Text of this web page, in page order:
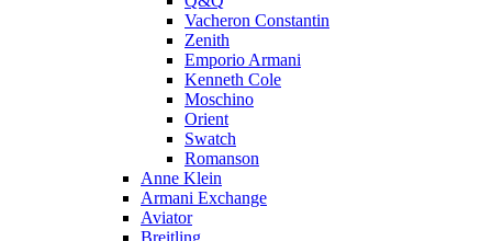
Vacheron Constantin
Zenith
Emporio Armani
Kenneth Cole
Moschino
Orient
Swatch
Romanson
Anne Klein
Armani Exchange
Aviator
Breitling